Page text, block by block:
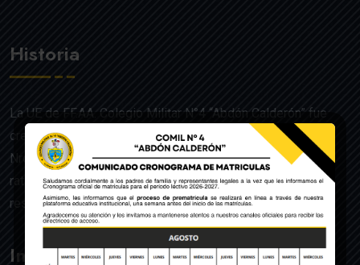
Historia
La UE de FF.AA. Colegio Militar N°4 “Abdón Calderón” fue
creado mediante Acuerdo Ministerial de la Orden General
Nro. 140, dado en Quito el 22 de julio del año 1992 y
ratificado por el Ministerio de Educación mediante
resolución Nro. 608 del 29 de julio de 1992.
Institución